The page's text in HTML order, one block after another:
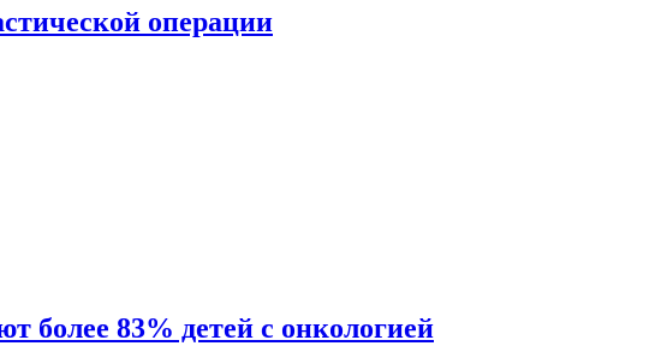
операции
более 83% детей с онкологией